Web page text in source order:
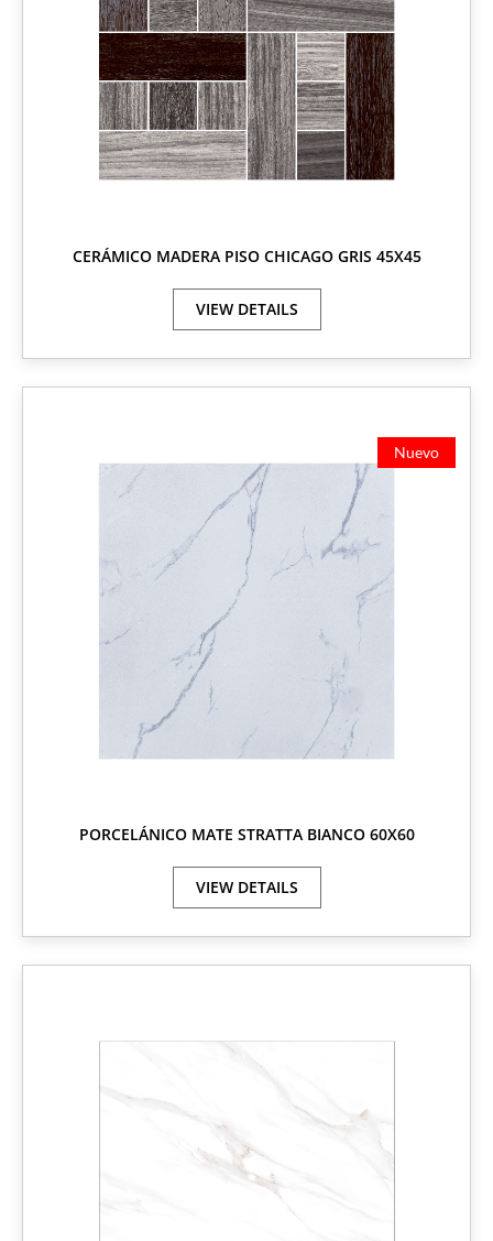
CERÁMICO MADERA PISO CHICAGO GRIS 45X45
VIEW DETAILS
Nuevo
PORCELÁNICO MATE STRATTA BIANCO 60X60
VIEW DETAILS